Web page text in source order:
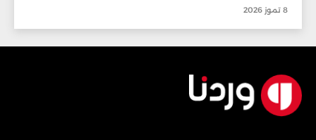
8 تموز 2026